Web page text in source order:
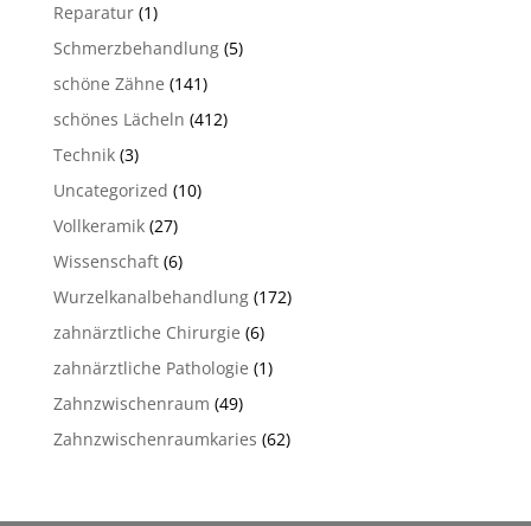
Reparatur(1)
Schmerzbehandlung(5)
schöne Zähne (141)
schönes Lächeln (412)
Technik(3)
Uncategorized (10)
Vollkeramik(27)
Wissenschaft(6)
Wurzelkanalbehandlung(172)
zahnärztliche Chirurgie (6)
zahnärztliche Pathologie (1)
Zahnzwischenraum (49)
Zahnzwischenraumkaries (62)